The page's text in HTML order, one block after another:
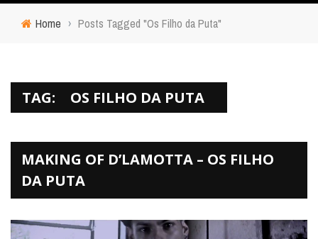
Home › Posts Tagged "Os Filho da Puta"
TAG: OS FILHO DA PUTA
MAKING OF D’LAMOTTA – OS FILHO
DA PUTA